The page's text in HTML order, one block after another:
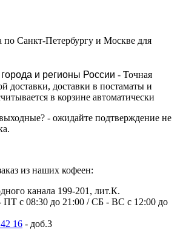
по Санкт-Петербургу и Москве для
и регионы России - Точная
доставки, доставки в постаматы и
в корзине автоматически
- ожидайте подтверждение не
из наших кофеен:
канала 199-201, лит.К.
с 08:30 до 21:00 / СБ - ВС с 12:00 до
16 - доб.3